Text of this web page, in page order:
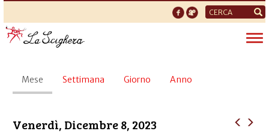
Form
di
ricerca
Schede
primarie
Mese (scheda
attiva)
Settimana Giorno Anno
Venerdì, Dicembre 8, 2023